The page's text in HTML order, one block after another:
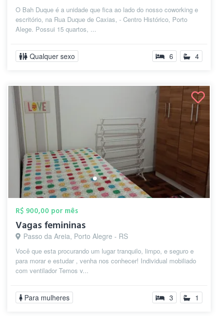
O Bah Duque é a unidade que fica ao lado do nosso coworking e
escritório, na Rua Duque de Caxias, - Centro Histórico, Porto
Alege. Possui 15 quartos, ...
Qualquer sexo 6 4
R$ 900,00 por mês
Vagas femininas
Passo da Areia, Porto Alegre - RS
Você que esta procurando um lugar tranquilo, limpo, e seguro e
para morar e estudar , venha nos conhecer! Individual mobiliado
com ventilador Temos v...
Para mulheres 3 1